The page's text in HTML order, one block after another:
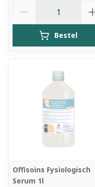
Bestel
Offisoins Fysiologisch
Serum 1l